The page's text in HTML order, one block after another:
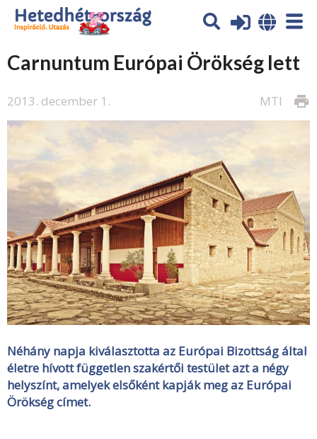
Carnuntum Európai Örökség lett
2013. december 1. print
MTI
Néhány napja kiválasztotta az Európai Bizottság által
életre hívott független szakértői testület azt a négy
helyszínt, amelyek elsőként kapják meg az Európai
Örökség címet.